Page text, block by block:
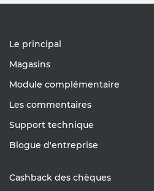
Le principal
Magasins
Module complémentaire
Les commentaires
Support technique
Blogue d'entreprise
Cashback des chèques